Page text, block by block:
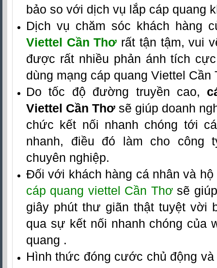
bảo so với dịch vụ lắp cáp quang
Dịch vụ chăm sóc khách hàng
Viettel Cần Thơ rất tận tậm, vui
được rất nhiều phản ánh tích
dùng mạng cáp quang Viettel Cần
Do tốc độ đường truyền cao,
Viettel Cần Thơ sẽ giúp doanh
chức kết nối nhanh chóng tới
nhanh, điều đó làm cho công
chuyên nghiệp.
Đối với khách hàng cá nhân và
cáp quang viettel Cần Thơsẽ
giây phút thư giãn thật tuyệt vời
qua sự kết nối nhanh chóng của
quang .
Hình thức đóng cước chủ động